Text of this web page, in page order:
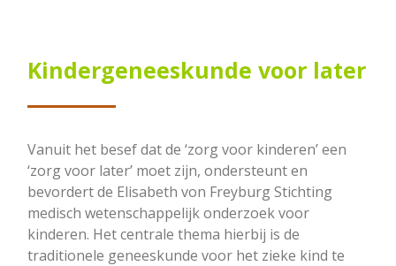
Kindergeneeskunde voor later
Vanuit het besef dat de ‘zorg voor kinderen’ een
‘zorg voor later’ moet zijn, ondersteunt en
bevordert de Elisabeth von Freyburg Stichting
medisch wetenschappelijk onderzoek voor
kinderen. Het centrale thema hierbij is de
traditionele geneeskunde voor het zieke kind te